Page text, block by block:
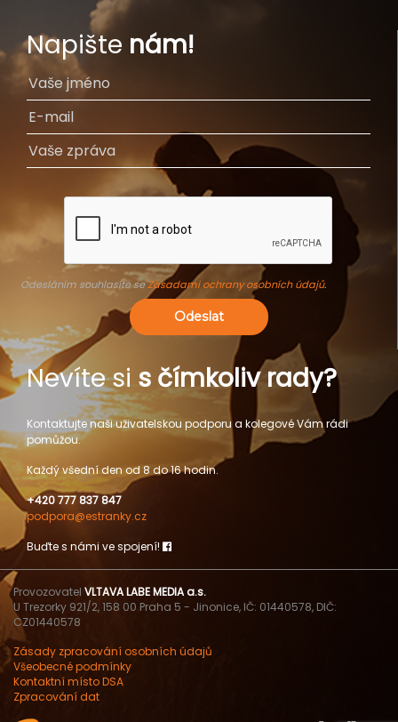
Napište nám!
Odesláním souhlasíte seZásadami ochrany osobních údajů.
Odeslat
Nevíte si s čímkoliv rady?
Kontaktujte naši uživatelskou podporu a kolegové Vám rádi
pomůžou.
Každý všední den od 8 do 16 hodin.
+420 777 837 847
podpora@estranky.cz
Buďte s námi ve spojení!
Provozovatel VLTAVA LABE MEDIA a.s.
U Trezorky 921/2, 158 00 Praha 5 - Jinonice, IČ: 01440578, DIČ:
CZ01440578
Zásady zpracování osobních údajů
Všeobecné podmínky
Kontaktní místo DSA
Zpracování dat